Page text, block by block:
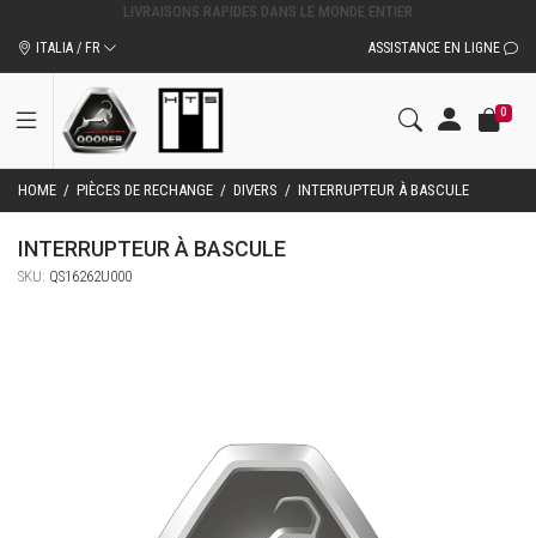
ITALIA / FR ASSISTANCE EN LIGNE
0
HOME / PIÈCES DE RECHANGE / DIVERS / INTERRUPTEUR À BASCULE
INTERRUPTEUR À BASCULE
SKU: QS16262U000